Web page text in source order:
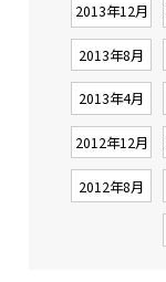
2013年12月
2013年8月
2013年4月
2012年12月
2012年8月